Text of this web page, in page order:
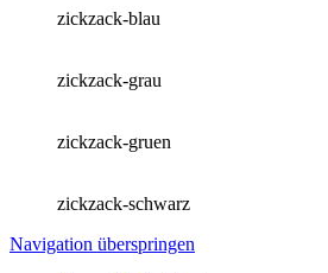
zickzack-blau
zickzack-grau
zickzack-gruen
zickzack-schwarz
Navigation überspringen